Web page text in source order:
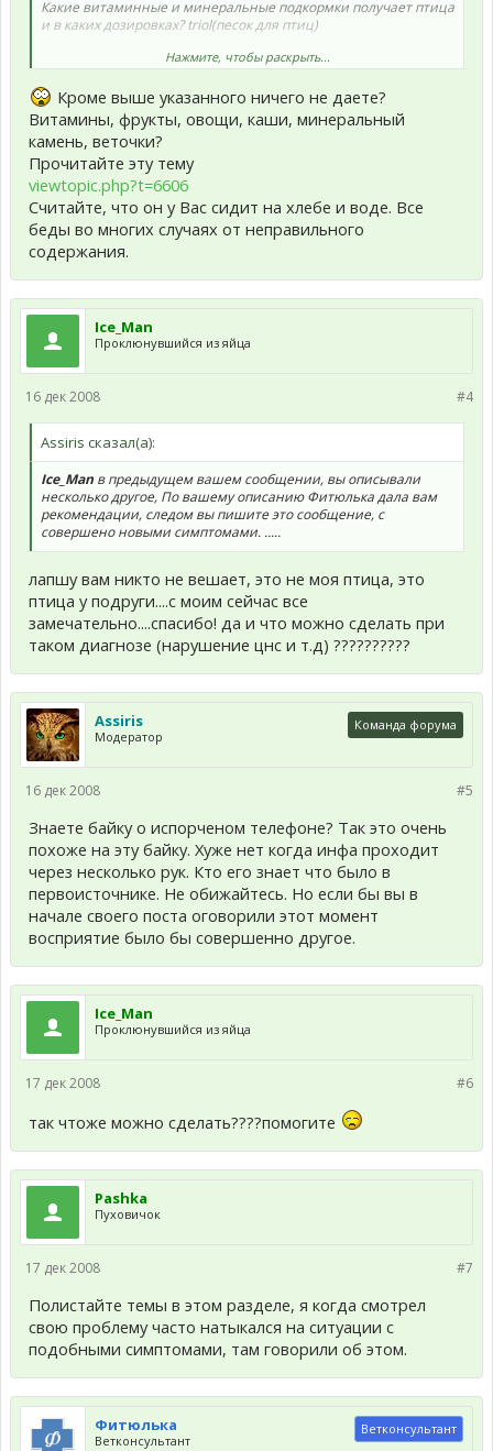
Какие витаминные и минеральные подкормки получает птица
и в каких дозировках? triol(песок для птиц)
Какую воду пьет птица и как часто меняете воду в поилке?
кипяченая, если покупная, то для каких целей (лечебная,
столовая, питьевая).
кипяченую
Нажмите, чтобы раскрыть...
Кроме выше указанного ничего не даете?
Витамины, фрукты, овощи, каши, минеральный
камень, веточки?
Прочитайте эту тему
viewtopic.php?t=6606
Считайте, что он у Вас сидит на хлебе и воде. Все
беды во многих случаях от неправильного
содержания.
Ice_Man
Проклюнувшийся из яйца
#4
16 дек 2008
Assiris сказал(а):
Ice_Man в предыдущем вашем сообщении, вы описывали
несколько другое, По вашему описанию Фитюлька дала вам
рекомендации, следом вы пишите это сообщение, с
совершено новыми симптомами. .....
лапшу вам никто не вешает, это не моя птица, это
птица у подруги....с моим сейчас все
замечательно....спасибо! да и что можно сделать при
таком диагнозе (нарушение цнс и т.д) ??????????
Assiris
Модератор
Команда форума
#5
16 дек 2008
Знаете байку о испорченом телефоне? Так это очень
похоже на эту байку. Хуже нет когда инфа проходит
через несколько рук. Кто его знает что было в
первоисточнике. Не обижайтесь. Но если бы вы в
начале своего поста оговорили этот момент
восприятие было бы совершенно другое.
Ice_Man
Проклюнувшийся из яйца
#6
17 дек 2008
так чтоже можно сделать????помогите
Pashka
Пуховичок
#7
17 дек 2008
Полистайте темы в этом разделе, я когда смотрел
свою проблему часто натыкался на ситуации с
подобными симптомами, там говорили об этом.
Фитюлька
Ветконсультант
Ветконсультант